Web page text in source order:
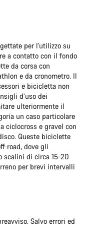
per l'utilizzo su
a contatto con il fondo
da corsa con
e da cronometro. Il
e bicicletta non
d’uso dei
ulteriormente il
un caso particolare
ciclocross e gravel con
Queste biciclette
road, dove gli
scalini di circa 15-20
per brevi intervalli
Salvo errori ed